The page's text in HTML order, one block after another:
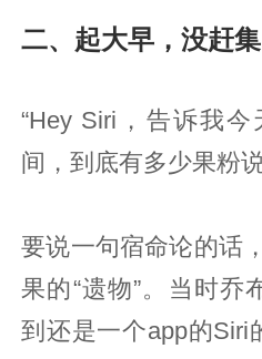
二、起大早，没赶集
“Hey Siri，告诉我
间，到底有多少果粉
要说一句宿命论的话
果的“遗物”。当时乔
到还是一个app的Siri